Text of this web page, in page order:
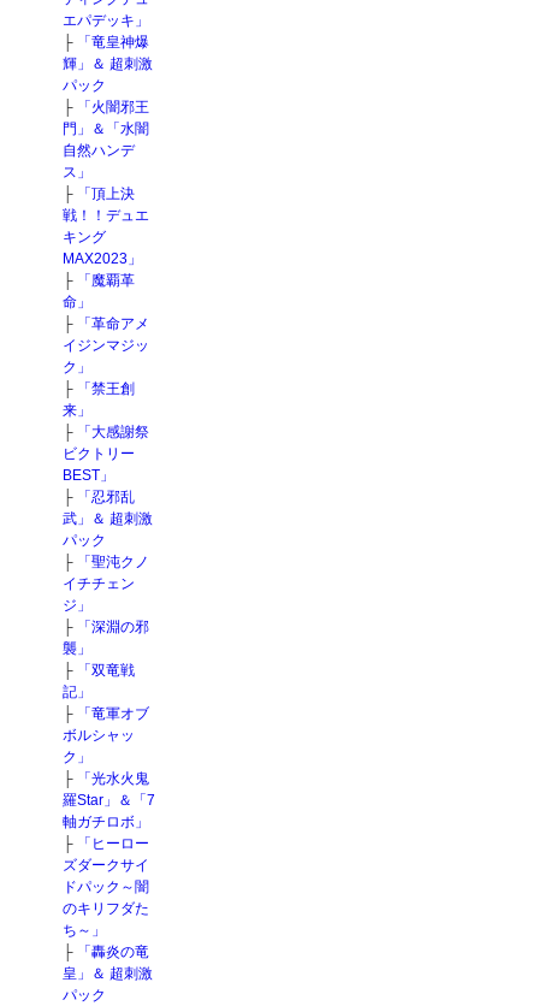
エパデッキ」
├
「竜皇神爆
輝」＆ 超刺激
パック
├
「火闇邪王
門」＆「水闇
自然ハンデ
ス」
├
「頂上決
戦！！デュエ
キング
MAX2023」
├
「魔覇革
命」
├
「革命アメ
イジンマジッ
ク」
├
「禁王創
来」
├
「大感謝祭
ビクトリー
BEST」
├
「忍邪乱
武」＆ 超刺激
パック
├
「聖沌クノ
イチチェン
ジ」
├
「深淵の邪
襲」
├
「双竜戦
記」
├
「竜軍オブ
ボルシャッ
ク」
├
「光水火鬼
羅Star」＆「7
軸ガチロボ」
├
「ヒーロー
ズダークサイ
ドパック～闇
のキリフダた
ち～」
├
「轟炎の竜
皇」＆ 超刺激
パック